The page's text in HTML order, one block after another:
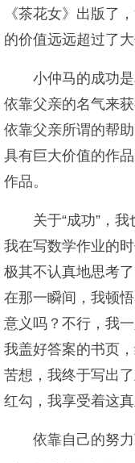
《茶花女》出版了
的价值远远超过了
小仲马的成功
依靠父亲的名气来
依靠父亲所谓的帮
具有巨大价值的作
作品。
关于“成功”，
我在写数学作业的
极其不认真地思考
在那一瞬间，我顿
意义吗？不行，我
我盖好答案的书页
苦想，我终于写出
红勾，我享受着这
依靠自己的努